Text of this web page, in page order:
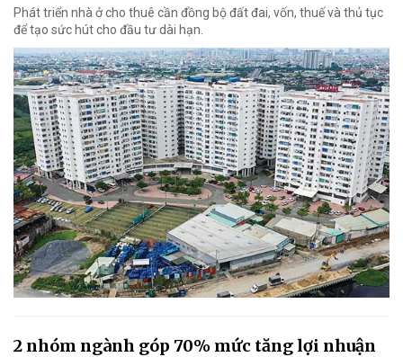
Phát triển nhà ở cho thuê cần đồng bộ đất đai, vốn, thuế và thủ tục
để tạo sức hút cho đầu tư dài hạn.
2 nhóm ngành góp 70% mức tăng lợi nhuận